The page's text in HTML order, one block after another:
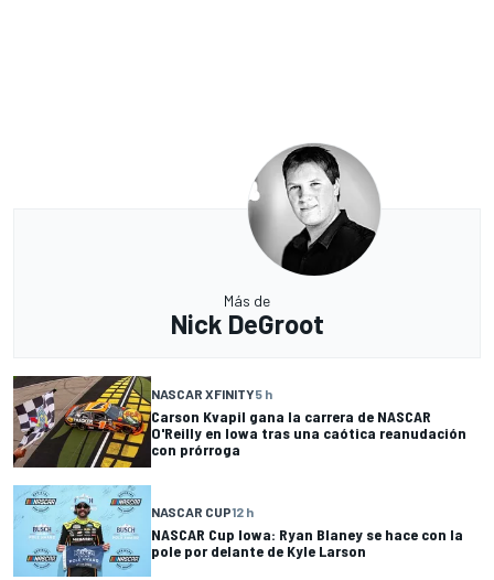
Más de
Nick DeGroot
NASCAR XFINITY5 h
Carson Kvapil gana la carrera de NASCAR
O'Reilly en Iowa tras una caótica reanudación
con prórroga
NASCAR CUP12 h
NASCAR Cup Iowa: Ryan Blaney se hace con la
pole por delante de Kyle Larson